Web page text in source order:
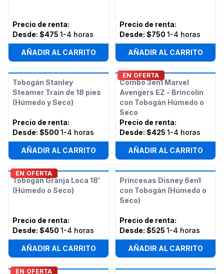
Precio de renta:
Desde: $475 1-4 horas
AÑADIR AL CARRITO
Precio de renta:
Desde: $750 1-4 horas
AÑADIR AL CARRITO
Tobogán Stanley
Steamer Train de 18 pies
(Húmedo y Seco)
Precio de renta:
Desde: $500 1-4 horas
AÑADIR AL CARRITO
EN OFERTA
Combo 3en1 Marvel
Avengers EZ - Brincolín
con Tobogán Húmedo o
Seco
Precio de renta:
Desde: $425 1-4 horas
AÑADIR AL CARRITO
EN OFERTA
Tobogán Granja Loca 18'
(Húmedo o Seco)
Precio de renta:
Desde: $450 1-4 horas
AÑADIR AL CARRITO
Princesas Disney 6en1
con Tobogán (Húmedo o
Seco)
Precio de renta:
Desde: $525 1-4 horas
AÑADIR AL CARRITO
EN OFERTA